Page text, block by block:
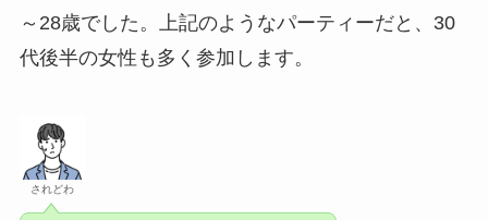
～28歳でした。上記のようなパーティーだと、30
代後半の女性も多く参加します。
されどわ